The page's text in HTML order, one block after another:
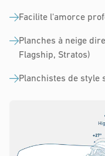
Facilite l'amorce
Planches à neige
Flagship, Stratos)
Planchistes de style